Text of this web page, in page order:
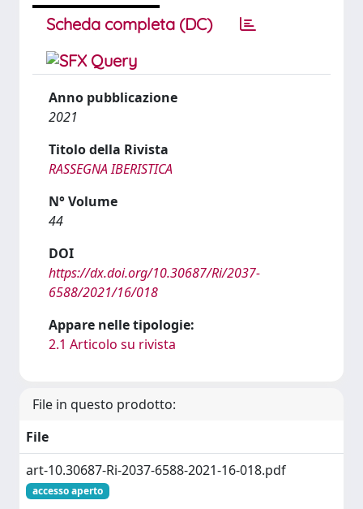
Scheda completa (DC)
Anno pubblicazione
2021
Titolo della Rivista
RASSEGNA IBERISTICA
N° Volume
44
DOI
https://dx.doi.org/10.30687/Ri/2037-
6588/2021/16/018
Appare nelle tipologie:
2.1 Articolo su rivista
File in questo prodotto:
File
art-10.30687-Ri-2037-6588-2021-16-018.pdf
accesso aperto